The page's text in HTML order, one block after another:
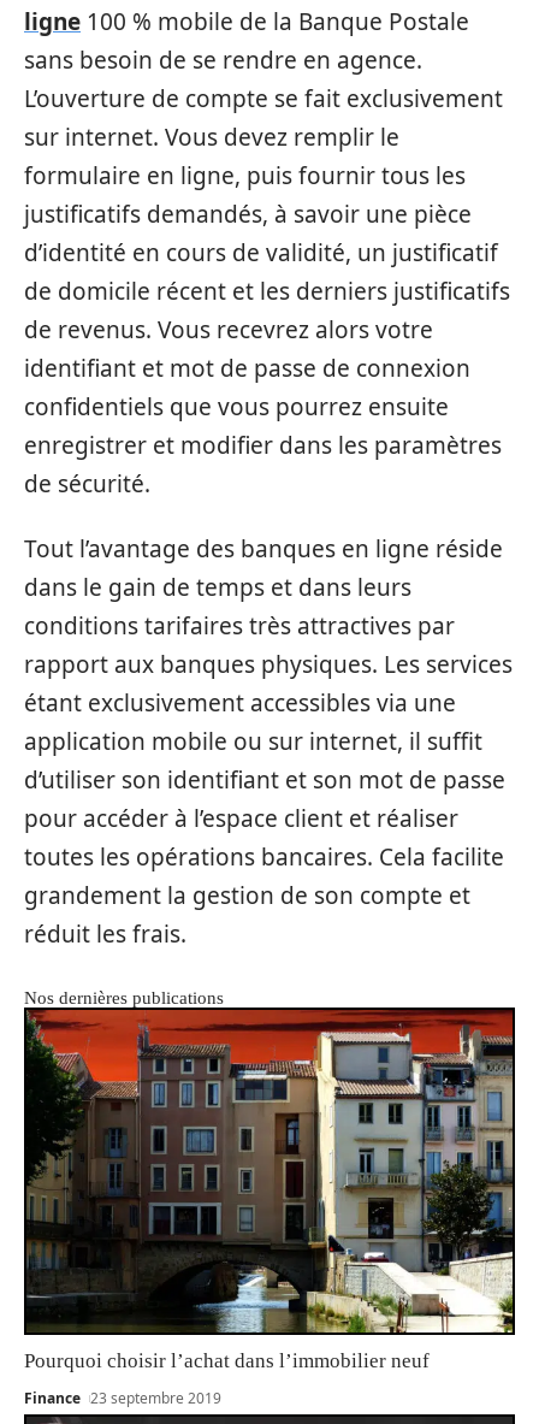
ligne 100 % mobile de la Banque Postale
sans besoin de se rendre en agence.
L’ouverture de compte se fait exclusivement
sur internet. Vous devez remplir le
formulaire en ligne, puis fournir tous les
justificatifs demandés, à savoir une pièce
d’identité en cours de validité, un justificatif
de domicile récent et les derniers justificatifs
de revenus. Vous recevrez alors votre
identifiant et mot de passe de connexion
confidentiels que vous pourrez ensuite
enregistrer et modifier dans les paramètres
de sécurité.
Tout l’avantage des banques en ligne réside
dans le gain de temps et dans leurs
conditions tarifaires très attractives par
rapport aux banques physiques. Les services
étant exclusivement accessibles via une
application mobile ou sur internet, il suffit
d’utiliser son identifiant et son mot de passe
pour accéder à l’espace client et réaliser
toutes les opérations bancaires. Cela facilite
grandement la gestion de son compte et
réduit les frais.
Nos dernières publications
Pourquoi choisir l’achat dans l’immobilier neuf
Finance 23 septembre 2019